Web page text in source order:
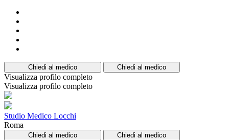
Chiedi al medico Chiedi al medico
Visualizza profilo completo
Visualizza profilo completo
Studio Medico Locchi
Roma
Chiedi al medico Chiedi al medico